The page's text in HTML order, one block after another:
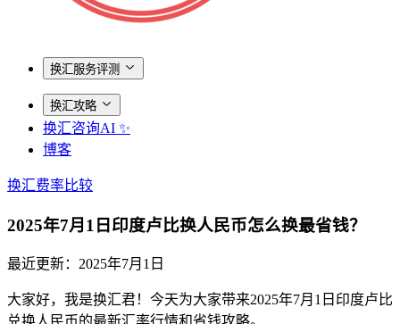
换汇服务评测
换汇攻略
换汇咨询AI ✨
博客
换汇费率比较
2025年7月1日印度卢比换人民币怎么换最省钱？
最近更新： 2025年7月1日
大家好，我是换汇君！今天为大家带来2025年7月1日印度卢比